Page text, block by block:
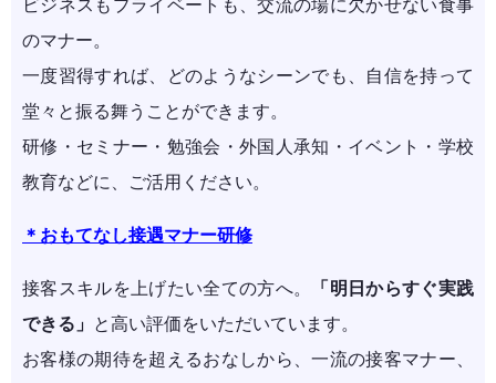
ビジネスもプライベートも、交流の場に欠かせない食事
のマナー。
一度習得すれば、どのようなシーンでも、自信を持って
堂々と振る舞うことができます。
研修・セミナー・勉強会・外国人承知・イベント・学校
教育などに、ご活用ください。
＊おもてなし接遇マナー研修
接客スキルを上げたい全ての方へ。
「明日からすぐ実践
できる」 と高い評価をいただいています。
お客様の期待を超えるおなしから、一流の接客マナー、